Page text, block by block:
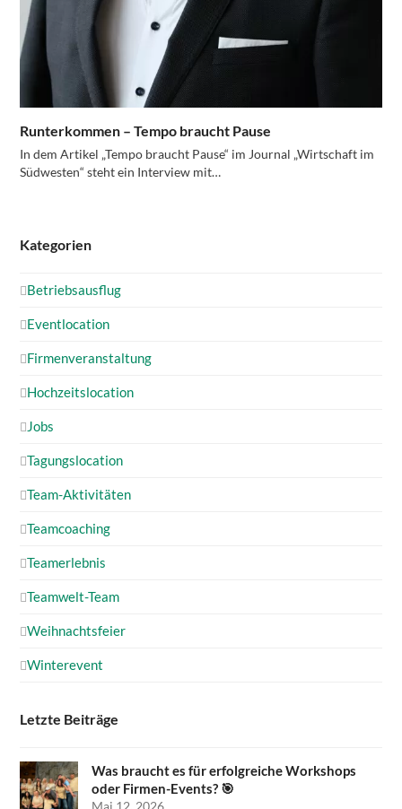
Runterkommen – Tempo braucht Pause
In dem Artikel „Tempo braucht Pause“ im Journal „Wirtschaft im
Südwesten“ steht ein Interview mit…
Kategorien
Betriebsausflug
Eventlocation
Firmenveranstaltung
Hochzeitslocation
Jobs
Tagungslocation
Team-Aktivitäten
Teamcoaching
Teamerlebnis
Teamwelt-Team
Weihnachtsfeier
Winterevent
Letzte Beiträge
Was braucht es für erfolgreiche Workshops
oder Firmen-Events? 🎯
Mai 12, 2026